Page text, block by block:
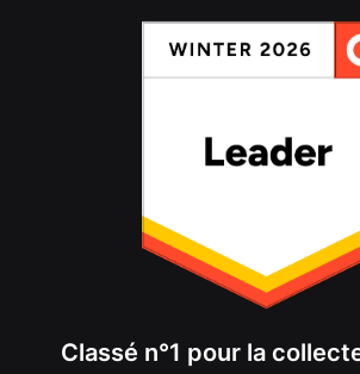
Classé n°1 pour la